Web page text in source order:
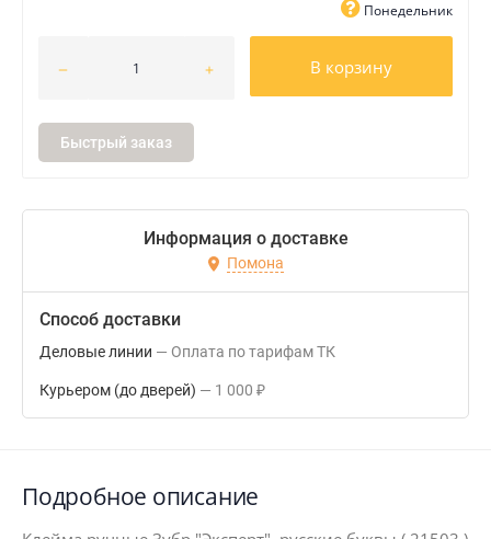
Понедельник
В корзину
Быстрый заказ
Информация о доставке
Помона
Способ доставки
Деловые линии Оплата по тарифам ТК
Курьером (до дверей) 1 000 ₽
Подробное описание